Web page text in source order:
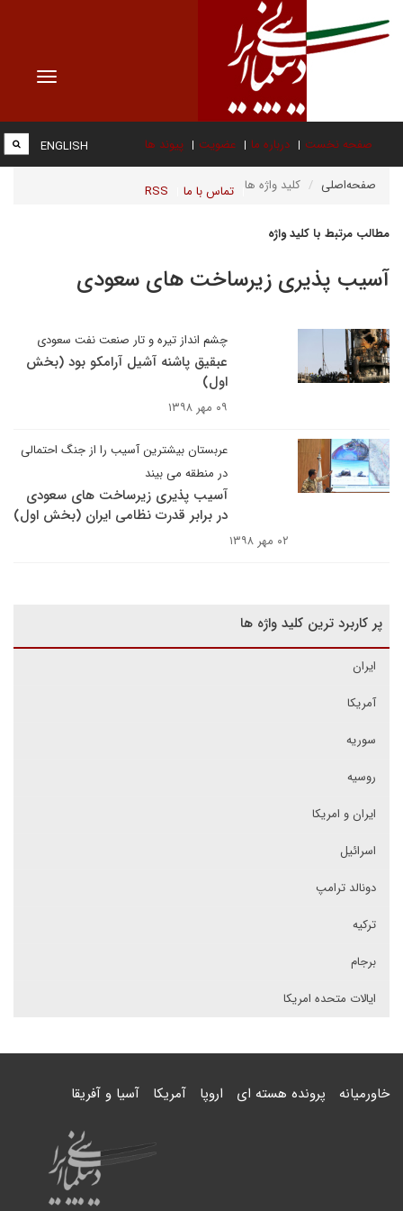
Toggle
صفحه نخست درباره ما عضویت پیوند ها
تماس با ما RSS
ENGLISH
صفحه‌اصلی کلید واژه ها
مطالب مرتبط با کلید واژه
آسیب پذیری زیرساخت های سعودی
چشم انداز تیره و تار صنعت نفت سعودی
عبقیق پاشنه آشیل آرامکو بود (بخش
اول)
۰۹ مهر ۱۳۹۸
عربستان بیشترین آسیب را از جنگ احتمالی
در منطقه می بیند
آسیب پذیری زیرساخت های سعودی
در برابر قدرت نظامی ایران (بخش اول)
۰۲ مهر ۱۳۹۸
پر کاربرد ترین کلید واژه ها
ایران
آمریکا
سوریه
روسیه
ایران و امریکا
اسرائیل
دونالد ترامپ
ترکیه
برجام
ایالات متحده امریکا
خاورمیانه پرونده هسته ای اروپا آمریکا آسیا و آفریقا